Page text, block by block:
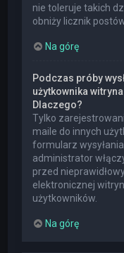
nie toleruje takich
obniży licznik
Na górę
Podczas próby
użytkownika
Dlaczego?
Tylko
maile do innych
formularz
administrator
przed
elektronicznej
użytkowników.
Na górę